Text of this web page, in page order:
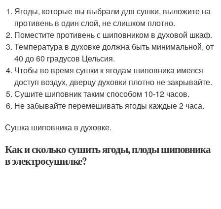
Ягоды, которые вы выбрали для сушки, выложите на
противень в один слой, не слишком плотно.
Поместите противень с шиповником в духовой шкаф.
Температура в духовке должна быть минимальной, от
40 до 60 градусов Цельсия.
Чтобы во время сушки к ягодам шиповника имелся
доступ воздух, дверцу духовки плотно не закрывайте.
Сушите шиповник таким способом 10-12 часов.
Не забывайте перемешивать ягоды каждые 2 часа.
Сушка шиповника в духовке.
Как и сколько сушить ягоды, плоды шиповника
в электросушилке?